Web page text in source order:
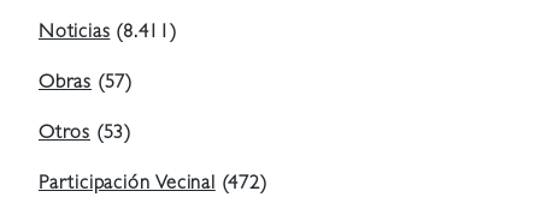
Noticias(8.411)
Obras (57)
Otros (53)
Participación Vecinal(472)